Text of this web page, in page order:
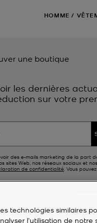
HOMME /
une boutique
les dernières
sur votre
des e-mails marketing de la part
sites Web, nos réseaux sociaux et
de confidentialité. Vous
technologies similaires
l'utilisation de notre